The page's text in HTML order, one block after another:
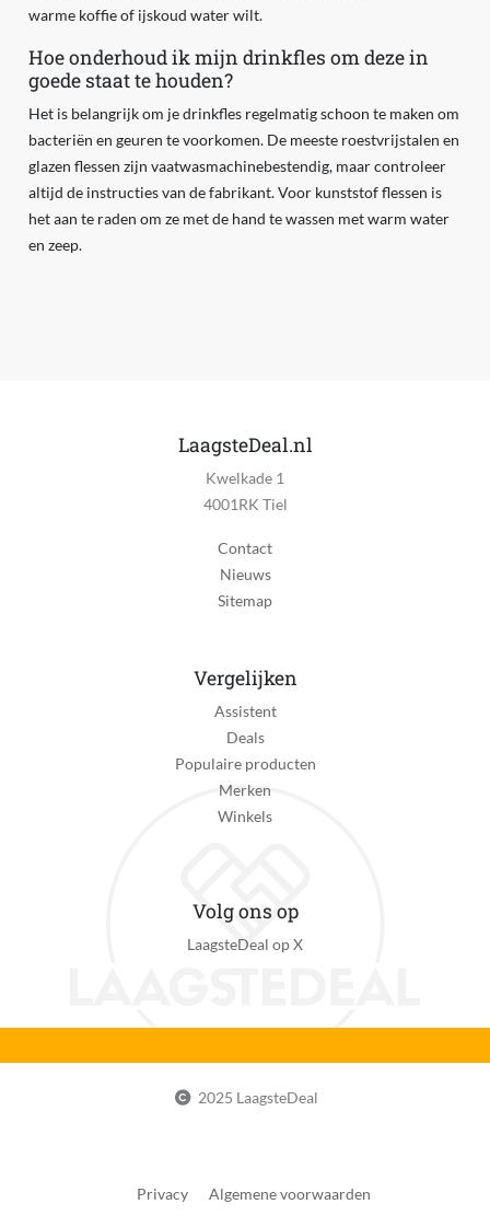
warme koffie of ijskoud water wilt.
Hoe onderhoud ik mijn drinkfles om deze in
goede staat te houden?
Het is belangrijk om je drinkfles regelmatig schoon te maken om
bacteriën en geuren te voorkomen. De meeste roestvrijstalen en
glazen flessen zijn vaatwasmachinebestendig, maar controleer
altijd de instructies van de fabrikant. Voor kunststof flessen is
het aan te raden om ze met de hand te wassen met warm water
en zeep.
LaagsteDeal.nl
Kwelkade 1
4001RK Tiel
Contact
Nieuws
Sitemap
Vergelijken
Assistent
Deals
Populaire producten
Merken
Winkels
Volg ons op
LaagsteDeal op X
2025 LaagsteDeal
Privacy Algemene voorwaarden